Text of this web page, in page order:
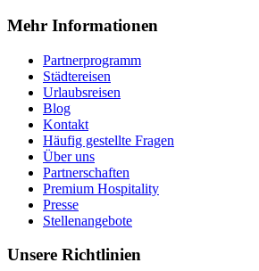
Mehr Informationen
Partnerprogramm
Städtereisen
Urlaubsreisen
Blog
Kontakt
Häufig gestellte Fragen
Über uns
Partnerschaften
Premium Hospitality
Presse
Stellenangebote
Unsere Richtlinien